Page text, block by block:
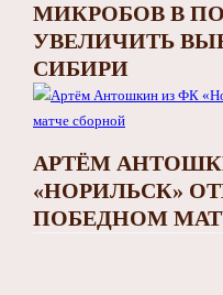
МИКРОБОВ В
УВЕЛИЧИТЬ
СИБИРИ
АРТЁМ
«НОРИЛЬСК»
ПОБЕДНОМ